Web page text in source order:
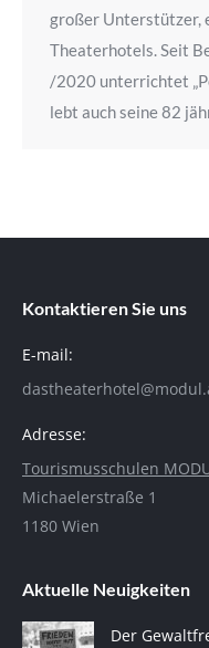
großer Unterstützer,
Theaterhotels. Seit
/2020 unterrichtet
lebt auch seine 82
Kontaktieren Sie uns
E-mail:
Adresse:
Tourismusschulen
Michaelerstraße 1
1180 Wien
Aktuelle Neuigkeiten
Der